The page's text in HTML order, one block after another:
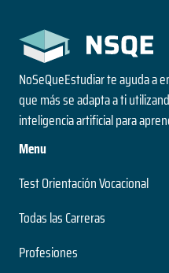
NoSeQueEstudiar te ayuda a
que más se adapta a ti
inteligencia artificial para
Menu
Test Orientación Vocacional
Todas las Carreras
Profesiones